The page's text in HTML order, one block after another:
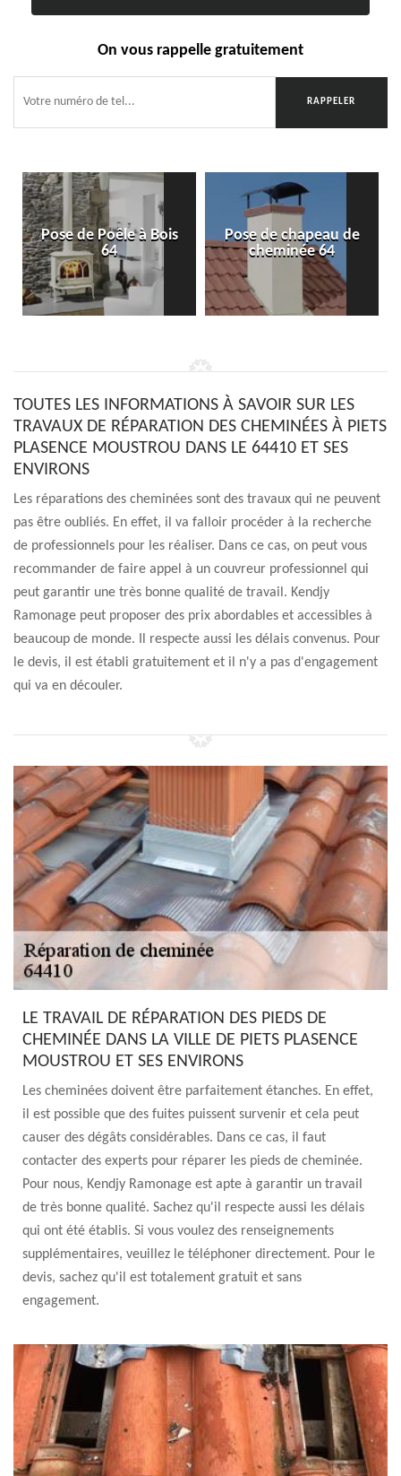
On vous rappelle gratuitement
Pose de Poêle à Bois
64
Pose de chapeau de
cheminée 64
TOUTES LES INFORMATIONS À SAVOIR SUR LES
TRAVAUX DE RÉPARATION DES CHEMINÉES À PIETS
PLASENCE MOUSTROU DANS LE 64410 ET SES
ENVIRONS
Les réparations des cheminées sont des travaux qui ne peuvent
pas être oubliés. En effet, il va falloir procéder à la recherche
de professionnels pour les réaliser. Dans ce cas, on peut vous
recommander de faire appel à un couvreur professionnel qui
peut garantir une très bonne qualité de travail. Kendjy
Ramonage peut proposer des prix abordables et accessibles à
beaucoup de monde. Il respecte aussi les délais convenus. Pour
le devis, il est établi gratuitement et il n'y a pas d'engagement
qui va en découler.
LE TRAVAIL DE RÉPARATION DES PIEDS DE
CHEMINÉE DANS LA VILLE DE PIETS PLASENCE
MOUSTROU ET SES ENVIRONS
Les cheminées doivent être parfaitement étanches. En effet,
il est possible que des fuites puissent survenir et cela peut
causer des dégâts considérables. Dans ce cas, il faut
contacter des experts pour réparer les pieds de cheminée.
Pour nous, Kendjy Ramonage est apte à garantir un travail
de très bonne qualité. Sachez qu'il respecte aussi les délais
qui ont été établis. Si vous voulez des renseignements
supplémentaires, veuillez le téléphoner directement. Pour le
devis, sachez qu'il est totalement gratuit et sans
engagement.